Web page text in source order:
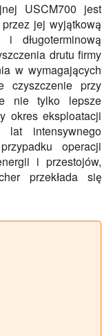
USCM700 jest
jej wyjątkową
i długoterminową
drutu firmy
w wymagających
czyszczenie przy
nie tylko lepsze
okres eksploatacji
lat intensywnego
operacji
i przestojów,
przekłada się